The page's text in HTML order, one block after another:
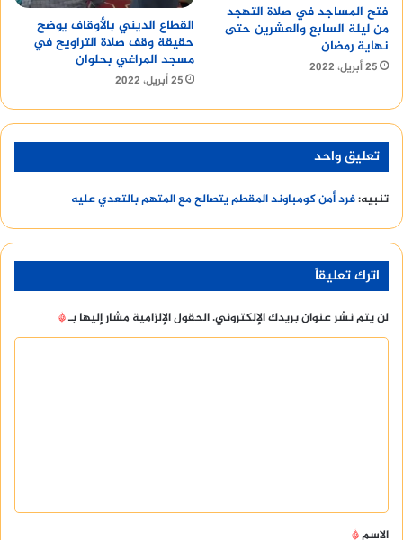
فتح المساجد في صلاة التهجد
من ليلة السابع والعشرين حتى
نهاية رمضان
25 أبريل، 2022
القطاع الديني بالأوقاف يوضح
حقيقة وقف صلاة التراويح في
مسجد المراغي بحلوان
25 أبريل، 2022
تعليق واحد
تنبيه:فرد أمن كومباوند المقطم يتصالح مع المتهم بالتعدي عليه
اترك تعليقاً
لن يتم نشر عنوان بريدك الإلكتروني.الحقول الإلزامية مشار إليها بـ*
ق
الاسم*